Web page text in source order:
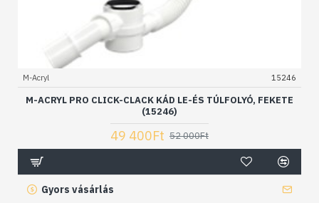
M-Acryl 15246
M-ACRYL PRO CLICK-CLACK KÁD LE-ÉS TÚLFOLYÓ, FEKETE
(15246)
49 400Ft 52 000Ft
Gyors vásárlás